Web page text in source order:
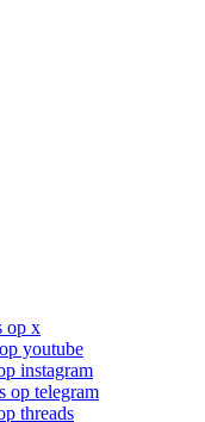
op x
youtube
instagram
op telegram
threads